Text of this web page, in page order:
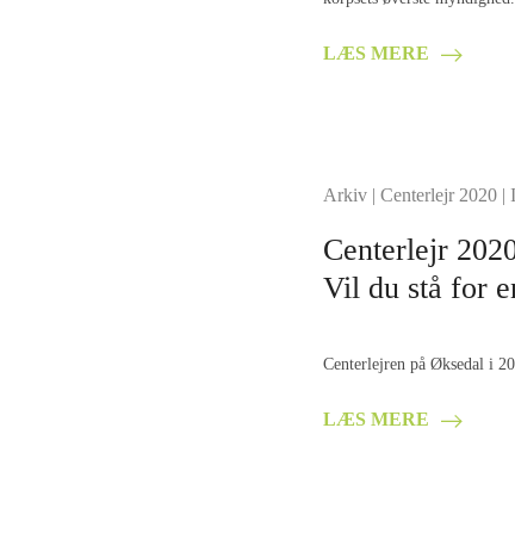
LÆS MERE
Arkiv | Centerlejr 2020 |
Centerlejr
Vil du stå for
Centerlejren på Øksedal i
LÆS MERE